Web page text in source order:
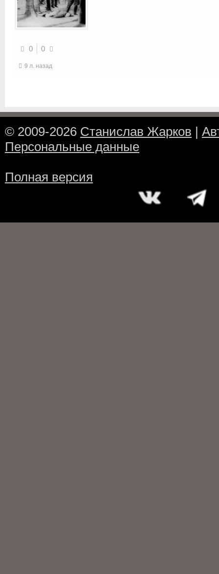
0 0
9 л. назад
© 2009-2026 Станислав Жарков |
Персональные данные
Полная версия